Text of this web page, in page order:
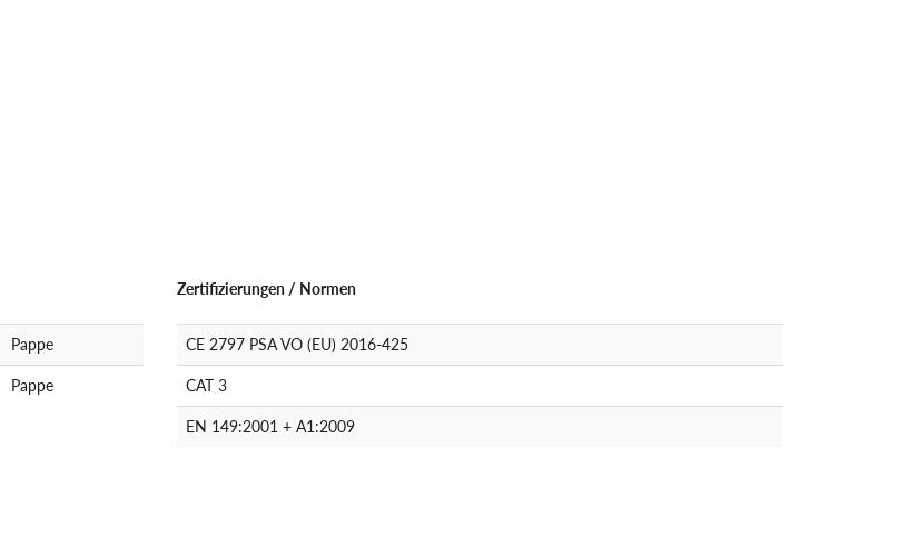
Pappe
Pappe
Zertifizierungen / Normen
CE 2797 PSA VO (EU) 2016-425
CAT 3
EN 149:2001 + A1:2009